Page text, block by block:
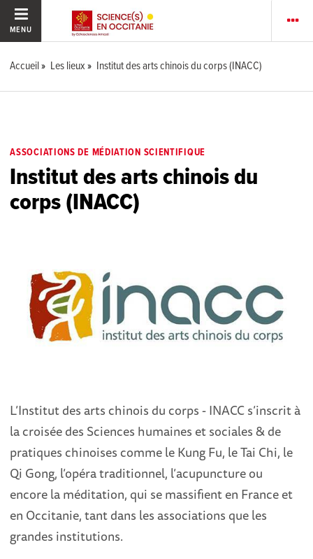
MENU
Accueil Les lieux Institut des arts chinois du corps (INACC)
ASSOCIATIONS DE MÉDIATION SCIENTIFIQUE
Institut des arts chinois du
corps (INACC)
L’Institut des arts chinois du corps - INACC s’inscrit à
la croisée des Sciences humaines et sociales & de
pratiques chinoises comme le Kung Fu, le Tai Chi, le
Qi Gong, l’opéra traditionnel, l’acupuncture ou
encore la méditation, qui se massifient en France et
en Occitanie, tant dans les associations que les
grandes institutions.